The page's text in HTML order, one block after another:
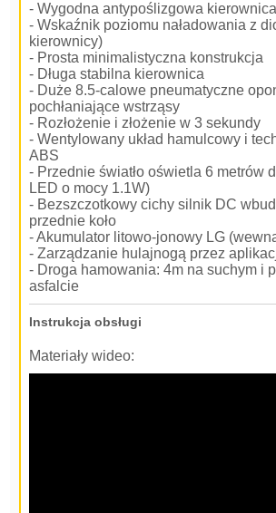
- Wygodna antypoślizgowa kierownica
- Wskaźnik poziomu naładowania z
kierownicy)
- Prosta minimalistyczna konstrukcja
- Długa stabilna kierownica
- Duże 8.5-calowe pneumatyczne
pochłaniające wstrząsy
- Rozłożenie i złożenie w 3 sekundy
- Wentylowany układ hamulcowy i
ABS
- Przednie światło oświetla 6 metrów
LED o mocy 1.1W)
- Bezszczotkowy cichy silnik DC
przednie koło
- Akumulator litowo-jonowy LG
- Zarządzanie hulajnogą przez
- Droga hamowania: 4m na suchym i
asfalcie
Instrukcja obsługi
Materiały wideo: